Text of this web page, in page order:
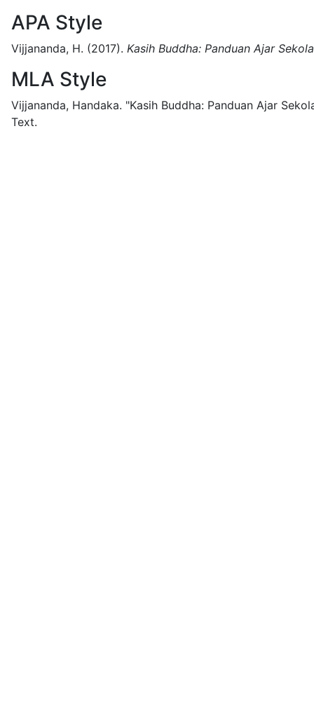
APA Style
Vijjananda, H. (2017). Kasih Buddha: Panduan Ajar
MLA Style
Vijjananda, Handaka. "Kasih Buddha: Panduan Ajar
Text.